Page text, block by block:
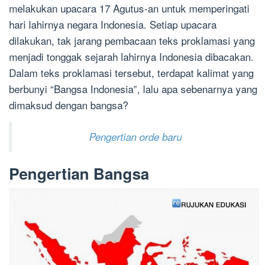
melakukan upacara 17 Agutus-an untuk memperingati
hari lahirnya negara Indonesia. Setiap upacara
dilakukan, tak jarang pembacaan teks proklamasi yang
menjadi tonggak sejarah lahirnya Indonesia dibacakan.
Dalam teks proklamasi tersebut, terdapat kalimat yang
berbunyi “Bangsa Indonesia”, lalu apa sebenarnya yang
dimaksud dengan bangsa?
Pengertian orde baru
Pengertian Bangsa